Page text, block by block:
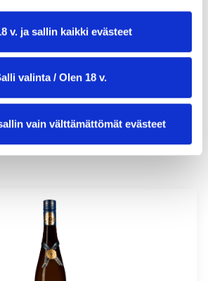
v. ja sallin kaikki evästeet
valinta / Olen 18 v.
vain välttämättömät evästeet
5 min
4